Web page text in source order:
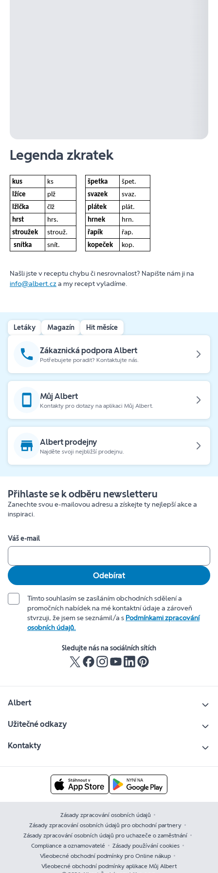
Legenda zkratek
kus ks špetka
špet.
lžíce
plž svazek
svaz.
lžička
člž plátek
plát.
hrst
hrs. hrnek
hrn.
stroužek
strouž. řapík
řap.
snítka
snít. kopeček kop.
Našli jste v receptu chybu či nesrovnalost? Napište nám ji na
info@albert.cza my recept vyladíme.
Letáky Magazín Hit měsíce
Zákaznická podpora Albert
Potřebujete poradit? Kontaktujte nás.
Můj Albert
Kontakty pro dotazy na aplikaci Můj Albert.
Albert prodejny
Najděte svoji nejbližší prodejnu.
Přihlaste se k odběru newsletteru
Zanechte svou e-mailovou adresu a získejte ty nejlepší akce a
inspiraci.
Váš e-mail
Odebírat
Tímto souhlasím se zasíláním obchodních sdělení a
promočních nabídek na mé kontaktní údaje a zároveň
stvrzuji, že jsem se seznámil/a s Podmínkami zpracování
osobních údajů.
Sledujte nás na sociálních sítích
Albert
Užitečné odkazy
Kontakty
Zásady zpracování osobních údajů
Zásady zpracování osobních údajů pro obchodní partnery
Zásady zpracování osobních údajů pro uchazeče o zaměstnání
Compliance a oznamovatelé
Zásady používání cookies
Všeobecné obchodní podmínky pro Online nákup
Všeobecné obchodní podmínky aplikace Můj Albert